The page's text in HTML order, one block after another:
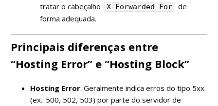
tratar o cabeçalho
X-Forwarded-For
de
forma adequada.
Principais diferenças entre
“Hosting Error” e “Hosting Block”
Hosting Error: Geralmente indica erros do tipo 5xx
(ex.: 500, 502, 503) por parte do servidor de